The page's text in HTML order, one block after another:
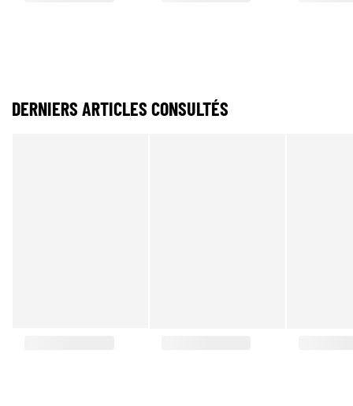
DERNIERS ARTICLES CONSULTÉS